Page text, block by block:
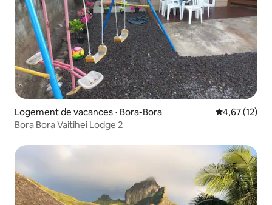
Logement de vacances ⋅ Bora-Bora Évaluation
4,67 (12)
Bora Bora Vaitihei Lodge 2